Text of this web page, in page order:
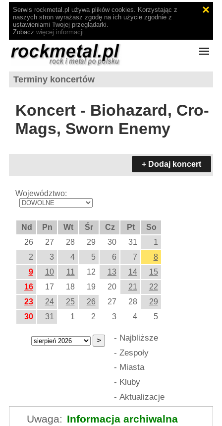
Serwis rockmetal.pl używa plików cookies. Korzystając z
naszych stron wyrażasz zgodę na ich użycie zgodnie z
ustawieniami Twojej przeglądarki.
Zobacz więcej informacji.
Terminy koncertów
Koncert - Biohazard, Cro-
Mags, Sworn Enemy
+ Dodaj koncert
Województwo:
Nd Pn Wt Śr Cz Pt
So
26
27 28 29 30 31
1
2
3 4 5 6 7
8
9
10 11 12 13 14
15
16
17 18 19 20 21
22
23
24 25 26 27 28
29
30
31 1 2 3 4 5
- Najbliższe
- Zespoły
- Miasta
- Kluby
- Aktualizacje
Uwaga: Informacja archiwalna